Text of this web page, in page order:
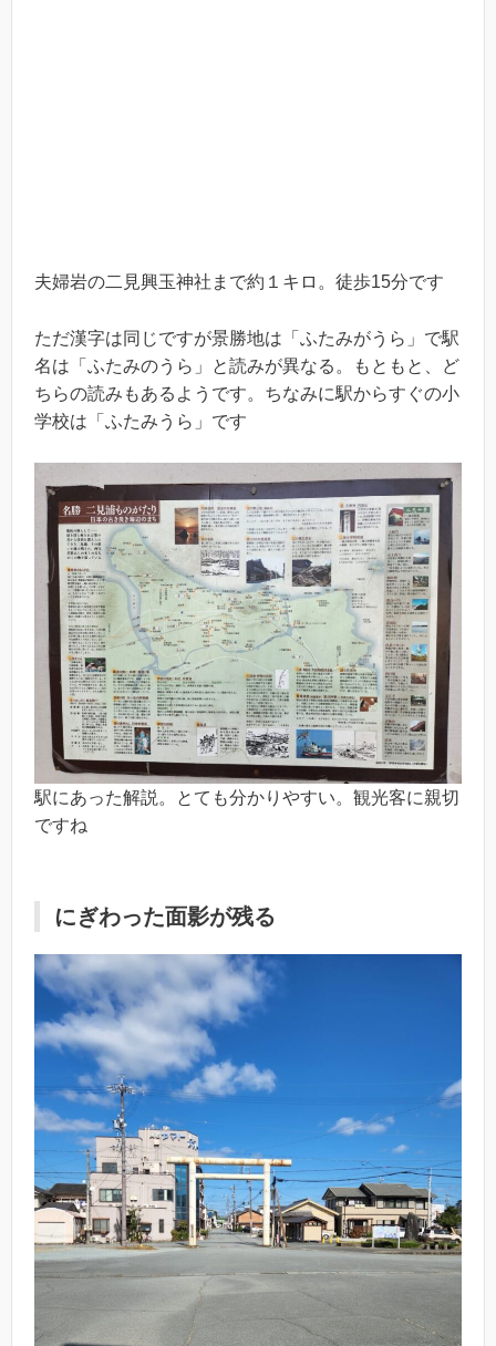
夫婦岩の二見興玉神社まで約１キロ。徒歩15分です
ただ漢字は同じですが景勝地は「ふたみがうら」で駅
名は「ふたみのうら」と読みが異なる。もともと、ど
ちらの読みもあるようです。ちなみに駅からすぐの小
学校は「ふたみうら」です
駅にあった解説。とても分かりやすい。観光客に親切
ですね
にぎわった面影が残る